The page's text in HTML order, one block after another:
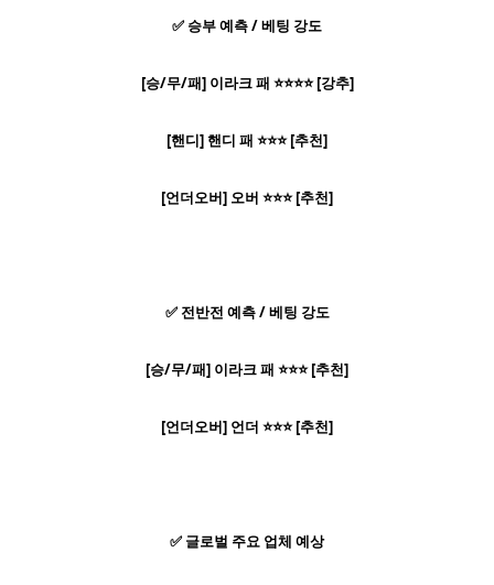
✅ 승부 예측 / 베팅 강도
[승/무/패] 이라크 패 ⭐⭐⭐⭐ [강추]
[핸디] 핸디 패 ⭐⭐⭐ [추천]
[언더오버] 오버 ⭐⭐⭐ [추천]
✅ 전반전 예측 / 베팅 강도
[승/무/패] 이라크 패 ⭐⭐⭐ [추천]
[언더오버] 언더 ⭐⭐⭐ [추천]
✅ 글로벌 주요 업체 예상